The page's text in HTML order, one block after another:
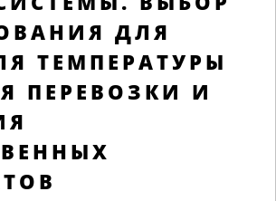
ДЛЯ
ТЕМПЕРАТУРЫ
ПЕРЕВОЗКИ И